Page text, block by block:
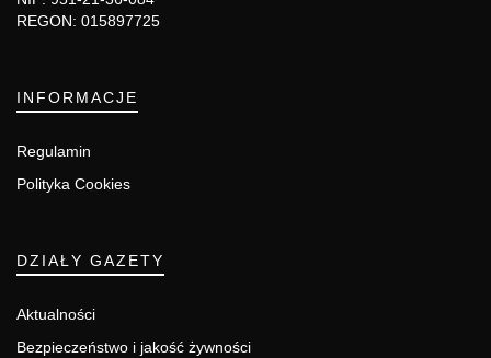
REGON: 015897725
INFORMACJE
Regulamin
Polityka Cookies
DZIAŁY GAZETY
Aktualności
Bezpieczeństwo i jakość żywności